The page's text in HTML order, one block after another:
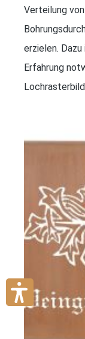
Verteilung
erzielen.
Erfahrung